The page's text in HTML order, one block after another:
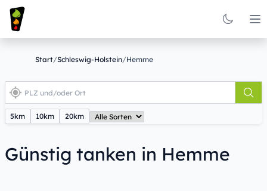
Start/Schleswig-Holstein/Hemme
5km 10km 20km
Günstig tanken in Hemme